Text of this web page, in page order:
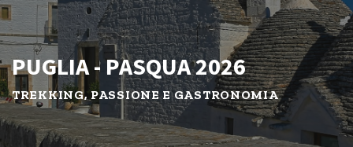
PUGLIA - PASQUA 2026
TREKKING, PASSIONE E GASTRONOMIA